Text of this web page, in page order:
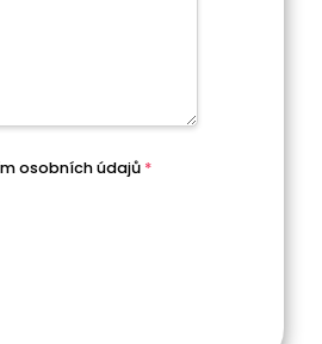
osobních údajů *